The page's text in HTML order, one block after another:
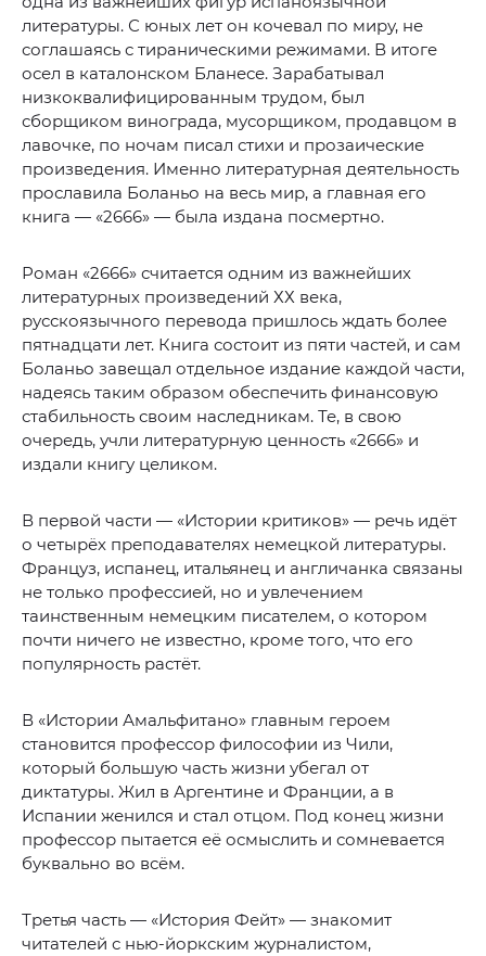
литературы. С юных лет он кочевал по миру, не
соглашаясь с тираническими режимами. В итоге
осел в каталонском Бланесе. Зарабатывал
низкоквалифицированным трудом, был
сборщиком винограда, мусорщиком, продавцом в
лавочке, по ночам писал стихи и прозаические
произведения. Именно литературная деятельность
прославила Боланьо на весь мир, а главная его
книга — «2666» — была издана посмертно.
Роман «2666» считается одним из важнейших
литературных произведений ХХ века,
русскоязычного перевода пришлось ждать более
пятнадцати лет. Книга состоит из пяти частей, и сам
Боланьо завещал отдельное издание каждой части,
надеясь таким образом обеспечить финансовую
стабильность своим наследникам. Те, в свою
очередь, учли литературную ценность «2666» и
издали книгу целиком.
В первой части — «Истории критиков» — речь идёт
о четырёх преподавателях немецкой литературы.
Француз, испанец, итальянец и англичанка связаны
не только профессией, но и увлечением
таинственным немецким писателем, о котором
почти ничего не известно, кроме того, что его
популярность растёт.
В «Истории Амальфитано» главным героем
становится профессор философии из Чили,
который большую часть жизни убегал от
диктатуры. Жил в Аргентине и Франции, а в
Испании женился и стал отцом. Под конец жизни
профессор пытается её осмыслить и сомневается
буквально во всём.
Третья часть — «История Фейт» — знакомит
читателей с нью-йоркским журналистом,